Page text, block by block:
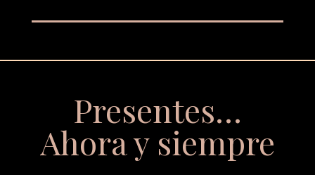
Presentes…
Ahora y siempre